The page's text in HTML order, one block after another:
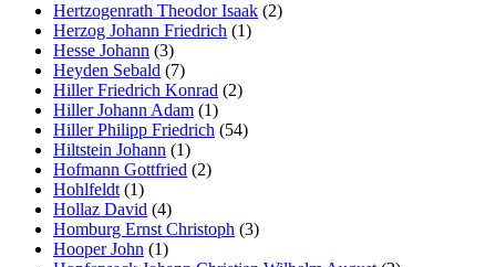
Hertzogenrath Theodor Isaak (2)
Herzog Johann Friedrich (1)
Hesse Johann (3)
Heyden Sebald (7)
Hiller Friedrich Konrad (2)
Hiller Johann Adam (1)
Hiller Philipp Friedrich (54)
Hiltstein Johann (1)
Hofmann Gottfried (2)
Hohlfeldt (1)
Hollaz David (4)
Homburg Ernst Christoph (3)
Hooper John (1)